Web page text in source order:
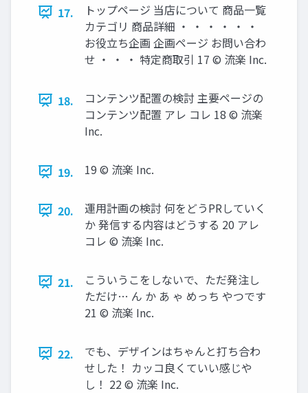
17.
トップページ 当店について 商品一覧
カテゴリ 商品詳細 ・ ・ ・ ・ ・ ・
お役立ち企画 企画ページ お問い合わ
せ ・ ・ ・ 特定商取引 17 © 流楽 Inc.
18.
コンテンツ配置の検討 主要ページの
コンテンツ配置 アレ コレ 18 © 流楽
Inc.
19. 19 © 流楽 Inc.
20.
運用計画の検討 何をどうPRしていく
か 発信する内容はどうする 20 アレ
コレ © 流楽 Inc.
21.
こういうこをしないで、ただ発注し
ただけ… ん か あ ゃ めっち やつです
21 © 流楽 Inc.
22.
でも、デザインはちゃんと打ち合わ
せした！ カッコ良くていい感じや
し！ 22 © 流楽 Inc.